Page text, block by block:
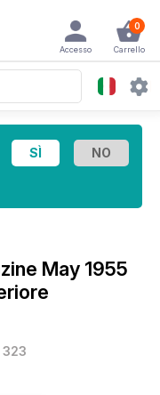
0
Carrello
Accesso
May 1955
323